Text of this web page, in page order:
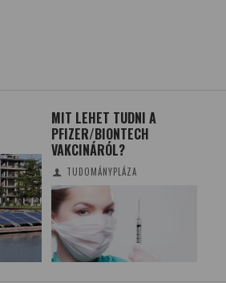
MIT LEHET TUDNI A
PFIZER/BIONTECH
VAKCINÁRÓL?
TUDOMÁNYPLÁZA